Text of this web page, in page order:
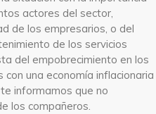
actores del sector,
de los empresarios, o del
de los servicios
del empobrecimiento en los
una economía inflacionaria
informamos que no
los compañeros.